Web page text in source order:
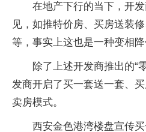
在地产下行的当下，开
见，如推特价房、买房送装
等，事实上这也是一种变相降
除了上述开发商推出的“
发商开启了买一套送一套、
卖房模式。
西安金色港湾楼盘宣传